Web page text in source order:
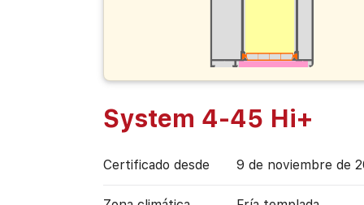
System 4-45 Hi+
Certificado desde 9 de noviembre de